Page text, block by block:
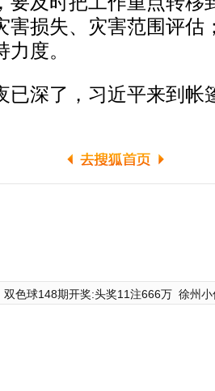
害损失、灾害范围评估
度。
深了，习近平来到帐
双色球148期开奖:头奖11注666万 徐州